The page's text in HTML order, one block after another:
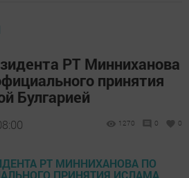
РТ Минниханова
принятия
Булгарией
1270 0 0